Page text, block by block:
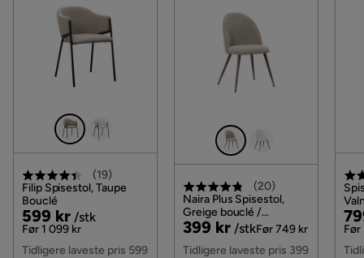
(19)
Filip Spisestol, Taupe
Bouclé
Pris
599 kr /stk
Original
Pris
Før 1 099 kr
Tidligere laveste pris 599
(20)
Naira Plus Spisestol,
Greige bouclé /
Metallben valnøtt
Pris
399 kr /stk
Original
Pris
Før 749 kr
Tidligere laveste pris 399
Før